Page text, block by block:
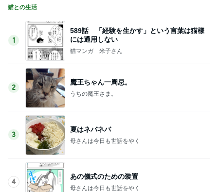
猫との生活
1
589話 「経験を生かす」という言葉は猫様
には通用しない
猫マンガ 米子さん
2
魔王ちゃん一周忌。
うちの魔王さま。
3
夏はネバネバ
母さんは今日も世話をやく
4
あの儀式のための装置
母さんは今日も世話をやく